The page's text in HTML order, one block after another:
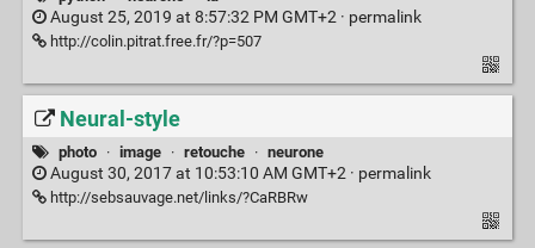
August 25, 2019 at 8:57:32 PM GMT+2 · permalink
http://colin.pitrat.free.fr/?p=507
Neural-style
photo · image · retouche · neurone
August 30, 2017 at 10:53:10 AM GMT+2 · permalink
http://sebsauvage.net/links/?CaRBRw